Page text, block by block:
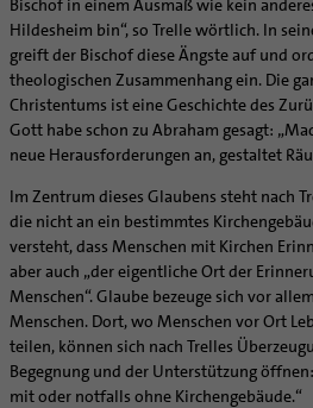
Ehe - Familie -
Kategoriale und Diakonale Seelsorge
Notfall
Polizei- und Feuerwehr
Schule
Gefängnisseelsorge
Segensorte
Veranstaltungen
Supervision
Coaching
Aufbrüche in der Kirche
Ehrenamtliche
KirchenZeitung online
Verwaltungsbeauftragte /
Pfarrgemeinden
Bischof in einem Ausmaß wie kein
Hildesheim bin“, so Trelle wörtlich. In
greift der Bischof diese Ängste auf und
theologischen Zusammenhang ein. Die
Christentums ist eine Geschichte des
Gott habe schon zu Abraham gesagt:
neue Herausforderungen an, gestaltet
Im Zentrum dieses Glaubens steht nach
die nicht an ein bestimmtes
versteht, dass Menschen mit Kirchen
aber auch „der eigentliche Ort der
Menschen“. Glaube bezeuge sich vor
Menschen. Dort, wo Menschen vor Ort
teilen, können sich nach Trelles
Begegnung und der Unterstützung
mit oder notfalls ohne Kirchengebäude.“